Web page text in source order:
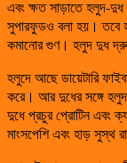
এবং ক্ষত সাড়াতে হলুদ-
সুপারফুডও বলা হয়।
কমানোর গুণ। হলুদ দুধ
হলুদে আছে ডায়েটারি
করে। আর দুধের সঙ্গে হলুদ
দুধে প্রচুর প্রোটিন এবং
মাংসপেশি এবং হাড় সুস্থ